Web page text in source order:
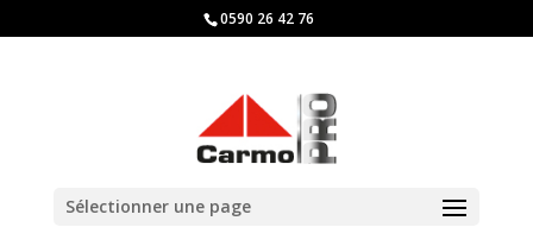
0590 26 42 76
Sélectionner une page